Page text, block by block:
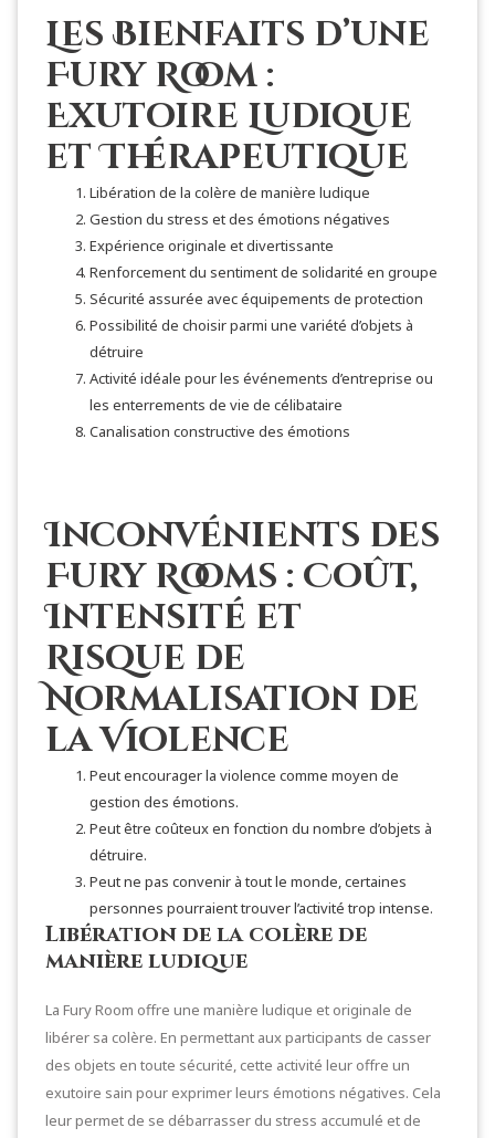
Les Bienfaits d’une
Fury Room :
Exutoire Ludique
et Thérapeutique
Libération de la colère de manière ludique
Gestion du stress et des émotions négatives
Expérience originale et divertissante
Renforcement du sentiment de solidarité en groupe
Sécurité assurée avec équipements de protection
Possibilité de choisir parmi une variété d’objets à
détruire
Activité idéale pour les événements d’entreprise ou
les enterrements de vie de célibataire
Canalisation constructive des émotions
Inconvénients des
Fury Rooms : Coût,
Intensité et
Risque de
Normalisation de
la Violence
Peut encourager la violence comme moyen de
gestion des émotions.
Peut être coûteux en fonction du nombre d’objets à
détruire.
Peut ne pas convenir à tout le monde, certaines
personnes pourraient trouver l’activité trop intense.
Libération de la colère de
manière ludique
La Fury Room offre une manière ludique et originale de
libérer sa colère. En permettant aux participants de casser
des objets en toute sécurité, cette activité leur offre un
exutoire sain pour exprimer leurs émotions négatives. Cela
leur permet de se débarrasser du stress accumulé et de